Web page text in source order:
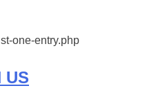
one-entry.php
US